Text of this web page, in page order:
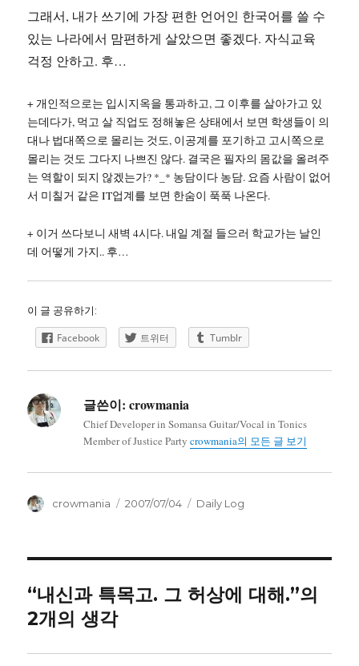
그래서, 내가 쓰기에 가장 편한 언어인 한국어를 쓸 수
있는 나라에서 맘편하게 살았으면 좋겠다. 자식교육
걱정 안하고. 후…
+ 개인적으로는 입시지옥을 통과하고, 그 이후를 살아가고 있
는데다가, 먹고 살 직업도 정해놓은 상태에서 보면 학생들이 의
대나 법대쪽으로 몰리는 것도, 이공계를 포기하고 고시쪽으로
몰리는 것도 그다지 나쁘진 않다. 결국은 필자의 몸값을 올려주
는 역할이 되지 않겠는가? *_* 농담이다 농담. 요즘 사람이 없어
서 미칠거 같은 IT업계를 보면 한숨이 푹푹 나온다.
+ 이거 쓰다보니 새벽 4시다. 내일 계절 들으러 학교가는 날인
데 어떻게 가지.. 후…
이 글 공유하기:
Facebook 트위터 Tumblr
글쓴이: crowmania
Chief Developer in Somansa Guitar/Vocal in Tonics
Member of Justice Partycrowmania의 모든 글 보기
글
crowmania
작
2007/07/04
카
Daily Log
“내신과 특목고. 그 허상에 대해.”의
2개의 생각